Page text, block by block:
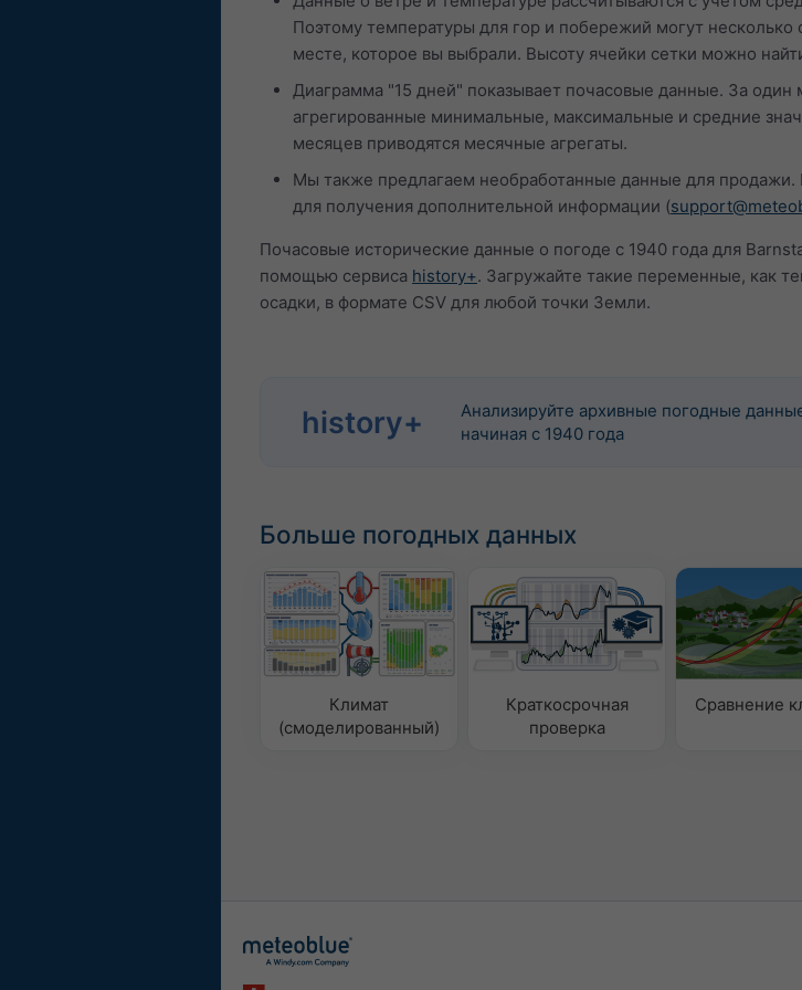
Поэтому температуры для гор и побережий могут несколько
месте, которое вы выбрали. Высоту ячейки сетки можно
Диаграмма "15 дней" показывает почасовые данные. За
агрегированные минимальные, максимальные и средние
месяцев приводятся месячные агрегаты.
Мы также предлагаем необработанные данные для продажи.
для получения дополнительной информации (
Почасовые исторические данные о погоде с 1940 года для
помощью сервиса history+. Загружайте такие переменные, как
осадки, в формате CSV для любой точки Земли.
history+
Анализируйте архивные погодные
начиная с 1940 года
Больше погодных данных
Климат
(смоделированный)
Краткосрочная
проверка
Сравнение